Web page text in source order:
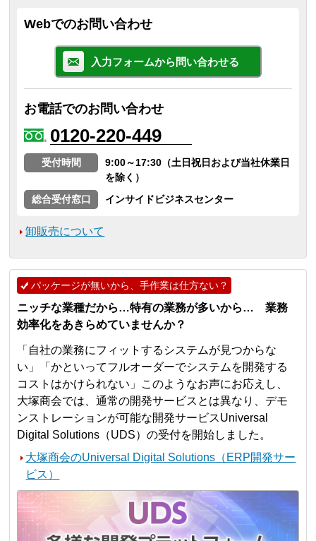
Webでのお問い合わせ
入力フォームから問い合わせる
お電話でのお問い合わせ
0120-220-449
受付時間
9:00～17:30（土日祝日および当社休業日
を除く）
総合受付窓口
インサイドビジネスセンター
卸販売について
パッケージが無いから、手作業は仕方ない？
ニッチな業種だから…特有の業務が多いから… 業務
効率化をあきらめていませんか？
「自社の業務にフィットするシステムが見つからな
い」「かといってフルオーダーでシステムを開発する
コストはかけられない」このようなお声にお応えし、
大塚商会では、通常の開発サービスとは異なり、デモ
ンストレーションが可能な開発サービスUniversal
Digital Solutions（UDS）の受付を開始しました。
大塚商会のUniversal Digital Solutions（ERP開発サー
ビス）